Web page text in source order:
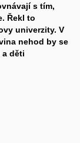
s tím,
Řekl to
univerzity. V
nehod by se
a děti